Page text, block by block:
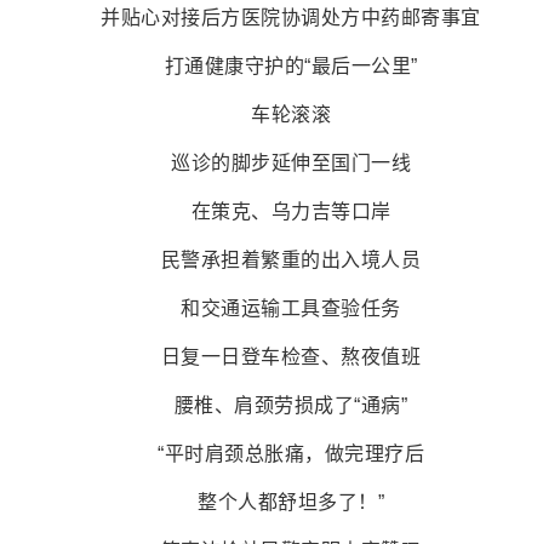
并贴心对接后方医院协调处方中药邮寄事宜
打通健康守护的“最后一公里”
车轮滚滚
巡诊的脚步延伸至国门一线
在策克、乌力吉等口岸
民警承担着繁重的出入境人员
和交通运输工具查验任务
日复一日登车检查、熬夜值班
腰椎、肩颈劳损成了“通病”
“平时肩颈总胀痛，做完理疗后
整个人都舒坦多了！”